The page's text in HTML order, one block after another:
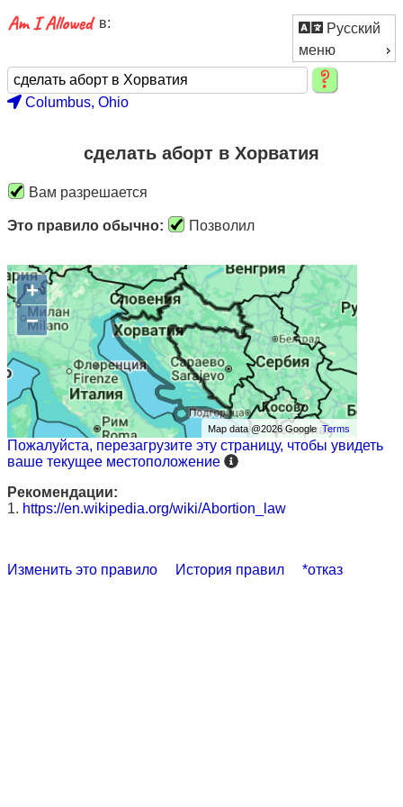
Русский
меню
в:
Columbus, Ohio
сделать аборт в Хорватия
Вам разрешается
Это правило обычно: Позволил
+
−
Map data @2026 GoogleTerms
Пожалуйста, перезагрузите эту страницу, чтобы увидеть
ваше текущее местоположение
Рекомендации:
1. https://en.wikipedia.org/wiki/Abortion_law
Изменить это правило История правил *отказ